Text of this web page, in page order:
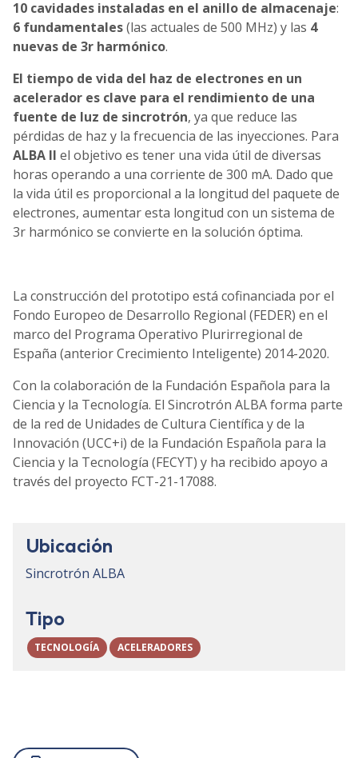
10 cavidades instaladas en el anillo de almacenaje:
6 fundamentales(las actuales de 500 MHz) y las 4
nuevas de 3r harmónico.
El tiempo de vida del haz de electrones en un
acelerador es clave para el rendimiento de una
fuente de luz de sincrotrón, ya que reduce las
pérdidas de haz y la frecuencia de las inyecciones. Para
ALBA II el objetivo es tener una vida útil de diversas
horas operando a una corriente de 300 mA. Dado que
la vida útil es proporcional a la longitud del paquete de
electrones, aumentar esta longitud con un sistema de
3r harmónico se convierte en la solución óptima.
La construcción del prototipo está cofinanciada por el
Fondo Europeo de Desarrollo Regional (FEDER) en el
marco del Programa Operativo Plurirregional de
España (anterior Crecimiento Inteligente) 2014-2020.
Con la colaboración de la Fundación Española para la
Ciencia y la Tecnología. El Sincrotrón ALBA forma parte
de la red de Unidades de Cultura Científica y de la
Innovación (UCC+i) de la Fundación Española para la
Ciencia y la Tecnología (FECYT) y ha recibido apoyo a
través del proyecto FCT-21-17088.
Ubicación
Sincrotrón ALBA
Tipo
TECNOLOGÍA ACELERADORES